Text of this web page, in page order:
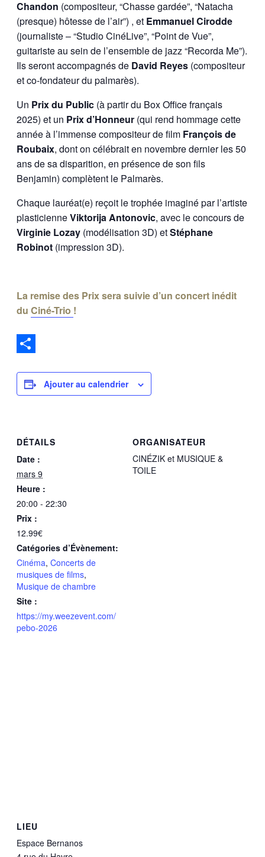
Chandon (compositeur, “Chasse gardée”, “Natacha
(presque) hôtesse de l’air”) , et Emmanuel Cirodde
(journaliste – “Studio CinéLive”, “Point de Vue”,
guitariste au sein de l’ensemble de jazz “Recorda Me”).
Ils seront accompagnés de David Reyes (compositeur
et co-fondateur du palmarès).
Un Prix du Public (à partir du Box Office français
2025) et un Prix d’Honneur (qui rend hommage cette
année à l’immense compositeur de film François de
Roubaix, dont on célébrait en novembre dernier les 50
ans de sa disparition, en présence de son fils
Benjamin) complètent le Palmarès.
Chaque lauréat(e) reçoit le trophée imaginé par l’artiste
plasticienneViktorija Antonovic, avec le concours de
Virginie Lozay (modélisation 3D) etStéphane
Robinot (impression 3D).
La remise des Prix sera suivie d’un concert inédit
du Ciné-Trio !
Ajouter au calendrier
DÉTAILS
Date :
mars 9
Heure :
20:00 - 22:30
Prix :
12.99€
Catégories d’Évènement:
Cinéma, Concerts de
musiques de films,
Musique de chambre
Site :
https://my.weezevent.com/
pebo-2026
ORGANISATEUR
CINÉZIK et MUSIQUE &
TOILE
LIEU
Espace Bernanos